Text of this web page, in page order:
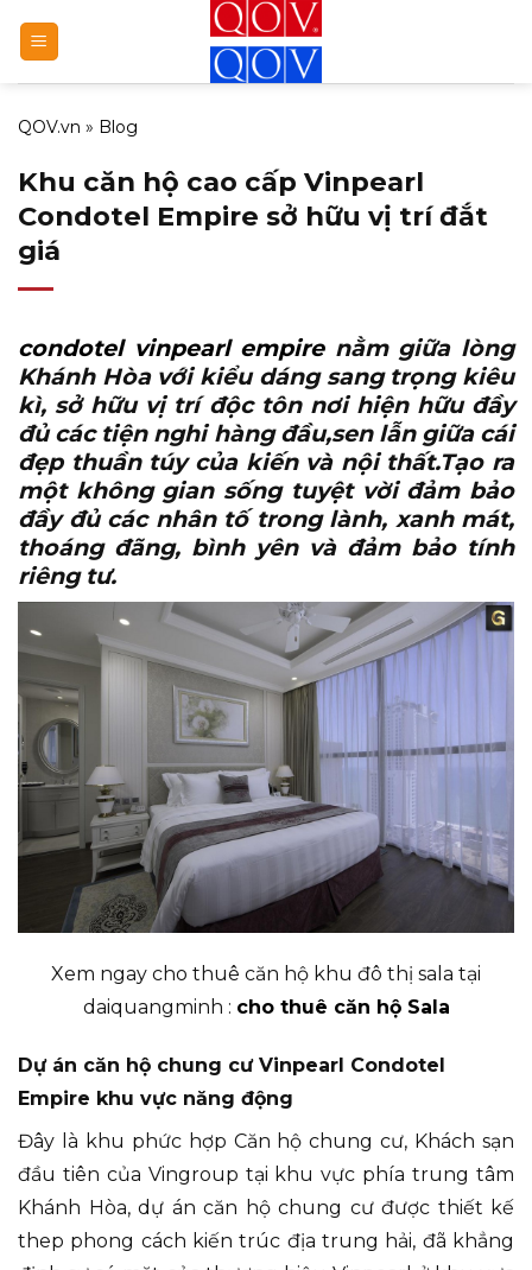
qua
nội
dung
QOV.vn » Blog
Khu căn hộ cao cấp Vinpearl
Condotel Empire sở hữu vị trí đắt
giá
condotel vinpearl empirenằm giữa lòng
Khánh Hòa với kiểu dáng sang trọng kiêu
kì, sở hữu vị trí độc tôn nơi hiện hữu đầy
đủ các tiện nghi hàng đầu,sen lẫn giữa cái
đẹp thuần túy của kiến và nội thất.Tạo ra
một không gian sống tuyệt vời đảm bảo
đầy đủ các nhân tố trong lành, xanh mát,
thoáng đãng, bình yên và đảm bảo tính
riêng tư.
Xem ngay cho thuê căn hộ khu đô thị sala tại
daiquangminh : cho thuê căn hộ Sala
Dự án căn hộ chung cư Vinpearl Condotel
Empire khu vực năng động
Đây là khu phức hợp Căn hộ chung cư, Khách sạn
đầu tiên của Vingroup tại khu vực phía trung tâm
Khánh Hòa, dự án căn hộ chung cư được thiết kế
thep phong cách kiến trúc địa trung hải, đã khẳng